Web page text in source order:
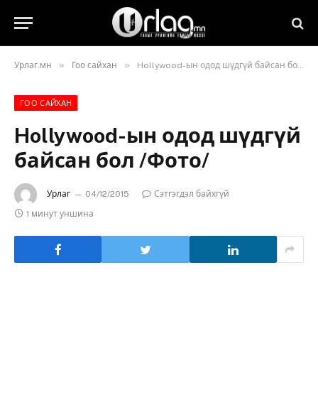
Урлаг.мн » Гоо сайхан » Hollywood-ын одод шүдгүй байсан бол /Фото/
ГОО САЙХАН
Hollywood-ын одод шүдгүй
байсан бол /Фото/
Урлаг 04/12/2015
Сэтгэгдэл байхгүй
1 минут уншина